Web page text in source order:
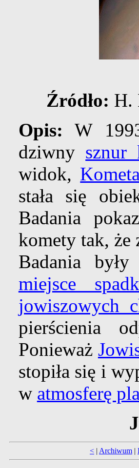
Źródło: H.
Opis: W
dziwny sznur
widok,
stała się
Badania
komety tak, że
Badania
miejsce
jowiszowych
pierścienia
Ponieważ
stopiła się i
w atmosferę
< | Archiwum |